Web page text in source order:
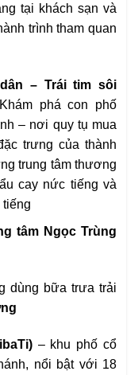
tại khách sạn và
trình tham quan
– Trái tim sôi
Khám phá con phố
– nơi quy tụ mua
trưng của thành
trung tâm thương
cay nức tiếng và
tiếng
tâm Ngọc Trùng
dùng bữa trưa trải
– khu phố cổ
nổi bật với 18